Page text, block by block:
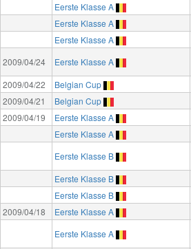
Eerste Klasse A
Eerste Klasse A
Eerste Klasse A
2009/04/24
Eerste Klasse A
2009/04/22
Belgian Cup
2009/04/21
Belgian Cup
2009/04/19
Eerste Klasse A
Eerste Klasse A
Eerste Klasse B
Eerste Klasse B
Eerste Klasse B
2009/04/18
Eerste Klasse A
Eerste Klasse A